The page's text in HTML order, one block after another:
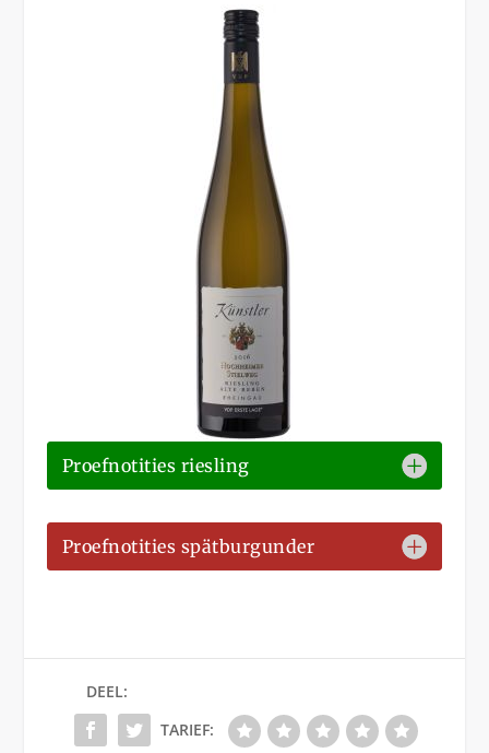
Proefnotities riesling
Proefnotities spätburgunder
DEEL:
TARIEF: